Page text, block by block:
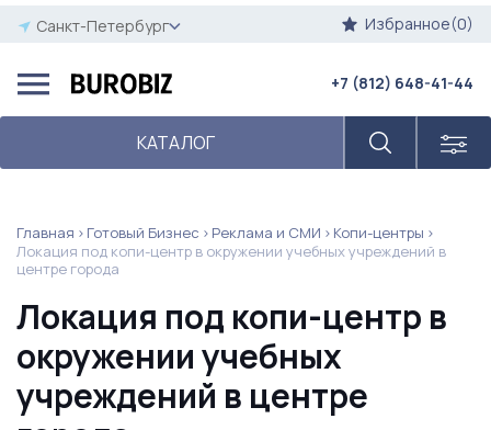
Санкт-Петербург Избранное(0)
КАТАЛОГ
+7 (812) 648-41-44
Главная Готовый Бизнес Реклама и СМИ
Копи-центры
Локация под копи-центр в окружении учебных учреждений в
центре города
Локация под копи-центр в
окружении учебных
учреждений в центре